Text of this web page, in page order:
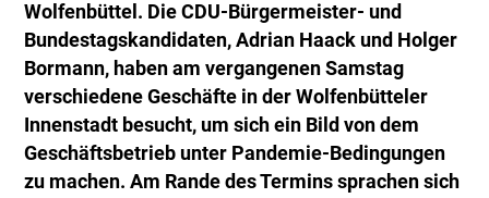
Wolfenbüttel. Die CDU-Bürgermeister- und
Bundestagskandidaten, Adrian Haack und Holger
Bormann, haben am vergangenen Samstag
verschiedene Geschäfte in der Wolfenbütteler
Innenstadt besucht, um sich ein Bild von dem
Geschäftsbetrieb unter Pandemie-Bedingungen
zu machen. Am Rande des Termins sprachen sich